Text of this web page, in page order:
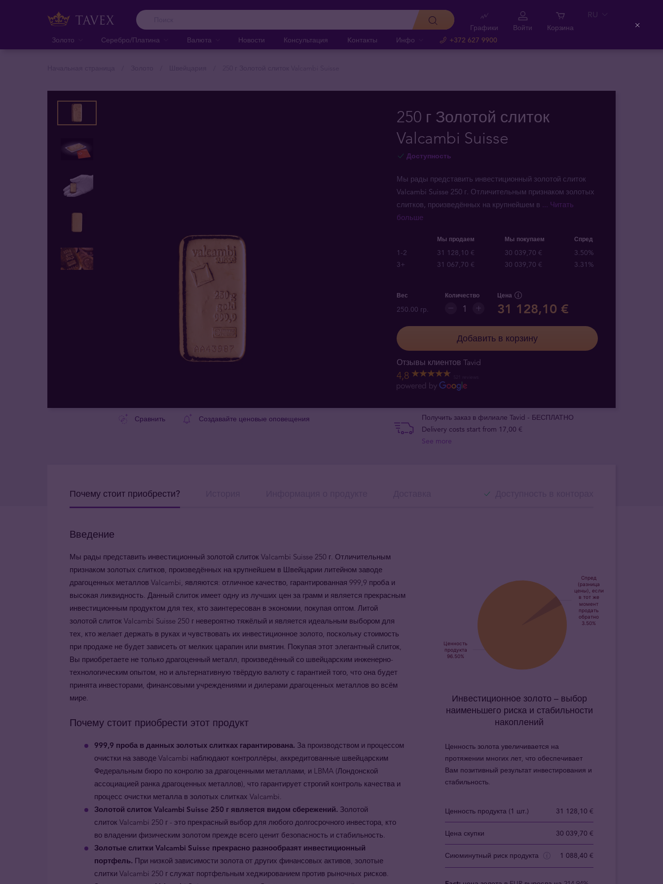
Золото Серебро/Платина Валюта Новости Консультация Kонтакты Инфо +372 627 9900
Графики Войти Корзина
RU
250 г Золотой слиток
Valcambi Suisse
Доступность
Мы рады представить инвестиционный золотой слиток
Valcambi Suisse 250 г. Отличительным признаком золотых
слитков, произведённых на крупнейшем в ... Читать
больше
Мы продаем Мы покупаем Спред
1-2 31 128,10 € 30 039,70 €
3.50%
3+
31 067,70 € 30 039,70 € 3.31%
Вес
250.00 гр.
Количество Цена
31 128,10 €
Добавить в корзину
Отзывы клиентов Tavid
4,8
Получить заказ в филиале Tavid - БЕСПЛАТНО
Delivery costs start from 17,00 €
See more
Сравнить Создавайте ценовые оповещения
Почему стоит приобрести?
Введение
Мы рады представить инвестиционный золотой слиток Valcambi Suisse 250 г. Отличительным
признаком золотых слитков, произведённых на крупнейшем в Швейцарии литейном заводе
драгоценных металлов Valcambi, являются: отличное качество, гарантированная 999,9 проба и
высокая ликвидность. Данный слиток имеет одну из лучших цен за грамм и является прекрасным
инвестиционным продуктом для тех, кто заинтересован в экономии, покупая оптом. Литой
золотой слиток Valcambi Suisse 250 г невероятно тяжёлый и является идеальным выбором для
тех, кто желает держать в руках и чувствовать их инвестиционное золото, поскольку стоимость
при продаже не будет зависеть от мелких царапин или вмятин. Покупая этот элегантный слиток,
Вы приобретаете не только драгоценный металл, произведённый со швейцарским инженерно-
технологическим опытом, но и альтернативную твёрдую валюту с гарантией того, что она будет
принята инвесторами, финансовыми учреждениями и дилерами драгоценных металлов во всём
мире.
Почему стоит приобрести этот продукт
999,9 проба в данных золотых слитках гарантирована. За производством и процессом
очистки на заводе Valcambi наблюдают контроллёры, аккредитованные швейцарским
Федеральным бюро по конролю за драгоценными металлами, и LBMA (Лондонской
ассоциацией ранка драгоценных металлов), что гарантирует строгий контроль качества и
процесс очистки металла в золотых слитках Valcambi.
Золотой слиток Valcambi Suisse 250 г является видом сбережений. Золотой
слиток Valcambi 250 г - это прекрасный выбор для любого долгосрочного инвестора, кто
во владении физическим золотом прежде всего ценит безопасность и стабильность.
Золотые слитки Valcambi Suisse прекрасно разнообразят инвестиционный
портфель. При низкой зависимости золота от других финансовых активов, золотые
слитки Valcambi 250 г служат портфельным хеджированием против рыночных рисков.
Инвестиционное золото – выбор
наименьшего риска и стабильности
накоплений
Ценность золота увеличивается на
протяжении многих лет, что обеспечивает
Вам позитивный результат инвестирования и
стабильность.
Ценность продукта (1 шт.) 31 128,10 €
Цена скупки 30 039,70 €
Сиюминутный риск продукта 1 088,40 €
Close